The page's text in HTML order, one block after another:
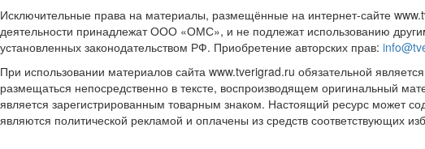
Исключительные права на материалы, размещённые на интернет-сайте
деятельности принадлежат ООО «ОМС», и не подлежат использованию
установленных законодательством РФ. Приобретение авторских прав:
При использовании материалов сайта www.tverigrad.ru обязательной
размещаться непосредственно в тексте, воспроизводящем оригинальный
является зарегистрированным товарным знаком. Настоящий ресурс может
являются политической рекламой и оплачены из средств соответствующих